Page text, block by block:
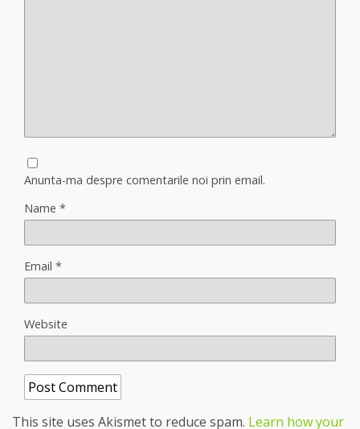
Anunta-ma despre comentarile noi prin email.
Name *
Email *
Website
This site uses Akismet to reduce spam. Learn how your